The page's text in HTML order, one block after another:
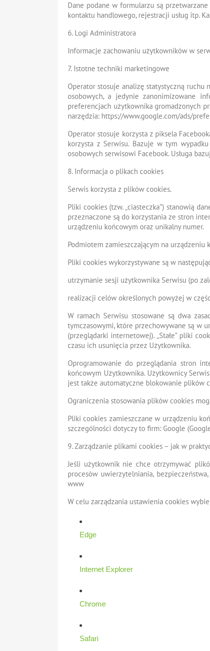
Dane podane w formularzu są
kontaktu handlowego, rejestracji usług itp.
6. Logi Administratora
Informacje zachowaniu użytkowników w
7. Istotne techniki marketingowe
Operator stosuje analizę statystyczną ruchu
osobowych, a jedynie zanonimizowane
preferencjach użytkownika gromadzonych
narzędzia: https://www.google.com/ads/
Operator stosuje korzysta z piksela
korzysta z Serwisu. Bazuje w tym
osobowych serwisowi Facebook. Usługa
8. Informacja o plikach cookies
Serwis korzysta z plików cookies.
Pliki cookies (tzw. „ciasteczka”) stanowią
przeznaczone są do korzystania ze stron
urządzeniu końcowym oraz unikalny numer.
Podmiotem zamieszczającym na
Pliki cookies wykorzystywane są w
utrzymanie sesji użytkownika Serwisu (po
realizacji celów określonych powyżej w
W ramach Serwisu stosowane są dwa
tymczasowymi, które przechowywane są w
(przeglądarki internetowej). „Stałe” pliki
czasu ich usunięcia przez Użytkownika.
Oprogramowanie do przeglądania stron
końcowym Użytkownika. Użytkownicy
jest także automatyczne blokowanie plików
Ograniczenia stosowania plików cookies
Pliki cookies zamieszczane w urządzeniu
szczególności dotyczy to firm: Google
9. Zarządzanie plikami cookies – jak w
Jeśli użytkownik nie chce otrzymywać
procesów uwierzytelniania,
www
W celu zarządzania ustawienia cookies
Edge
Internet Explorer
Chrome
Safari